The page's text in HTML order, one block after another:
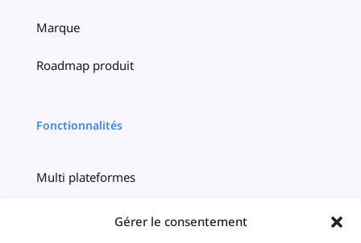
Gérer le consentement
Marque
Roadmap produit
Fonctionnalités
Multi plateformes